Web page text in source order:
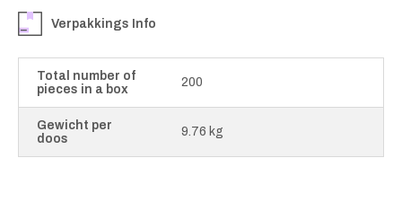
Verpakkings Info
Total number of
pieces in a box
200
Gewicht per
doos
9.76 kg